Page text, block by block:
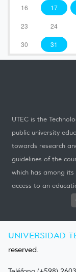
16 17
23 24
30 31
UTEC is the
public university
towards research
guidelines of the
which has among
access to an
UNIVERSIDAD
reserved.